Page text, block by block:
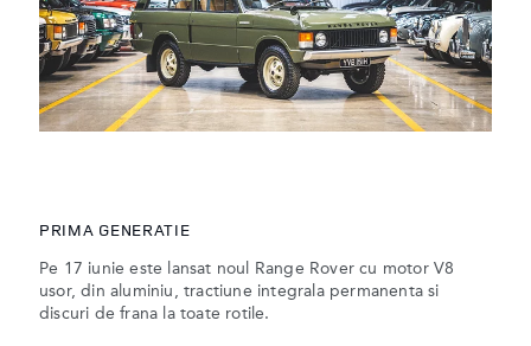
PRIMA GENERATIE
Pe 17 iunie este lansat noul Range Rover cu motor V8
usor, din aluminiu, tractiune integrala permanenta si
discuri de frana la toate rotile.